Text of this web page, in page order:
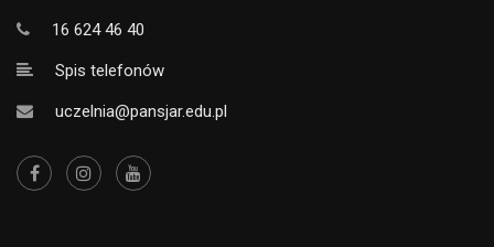
16 624 46 40
Spis telefonów
uczelnia@pansjar.edu.pl